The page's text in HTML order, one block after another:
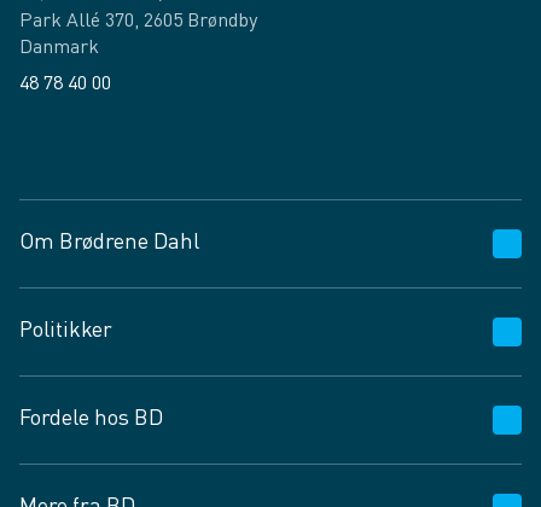
Park Allé 370, 2605 Brøndby
Danmark
48 78 40 00
Om Brødrene Dahl
Vagttelefon 30 10 89 89
Spørgsmål og svar
Job og karriere
Fødevarekontrolrapport
Politikker
Privatlivspolitik
Cookies
Fordele hos BD